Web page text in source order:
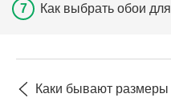
Как выбрать обои
Каки бывают размеры